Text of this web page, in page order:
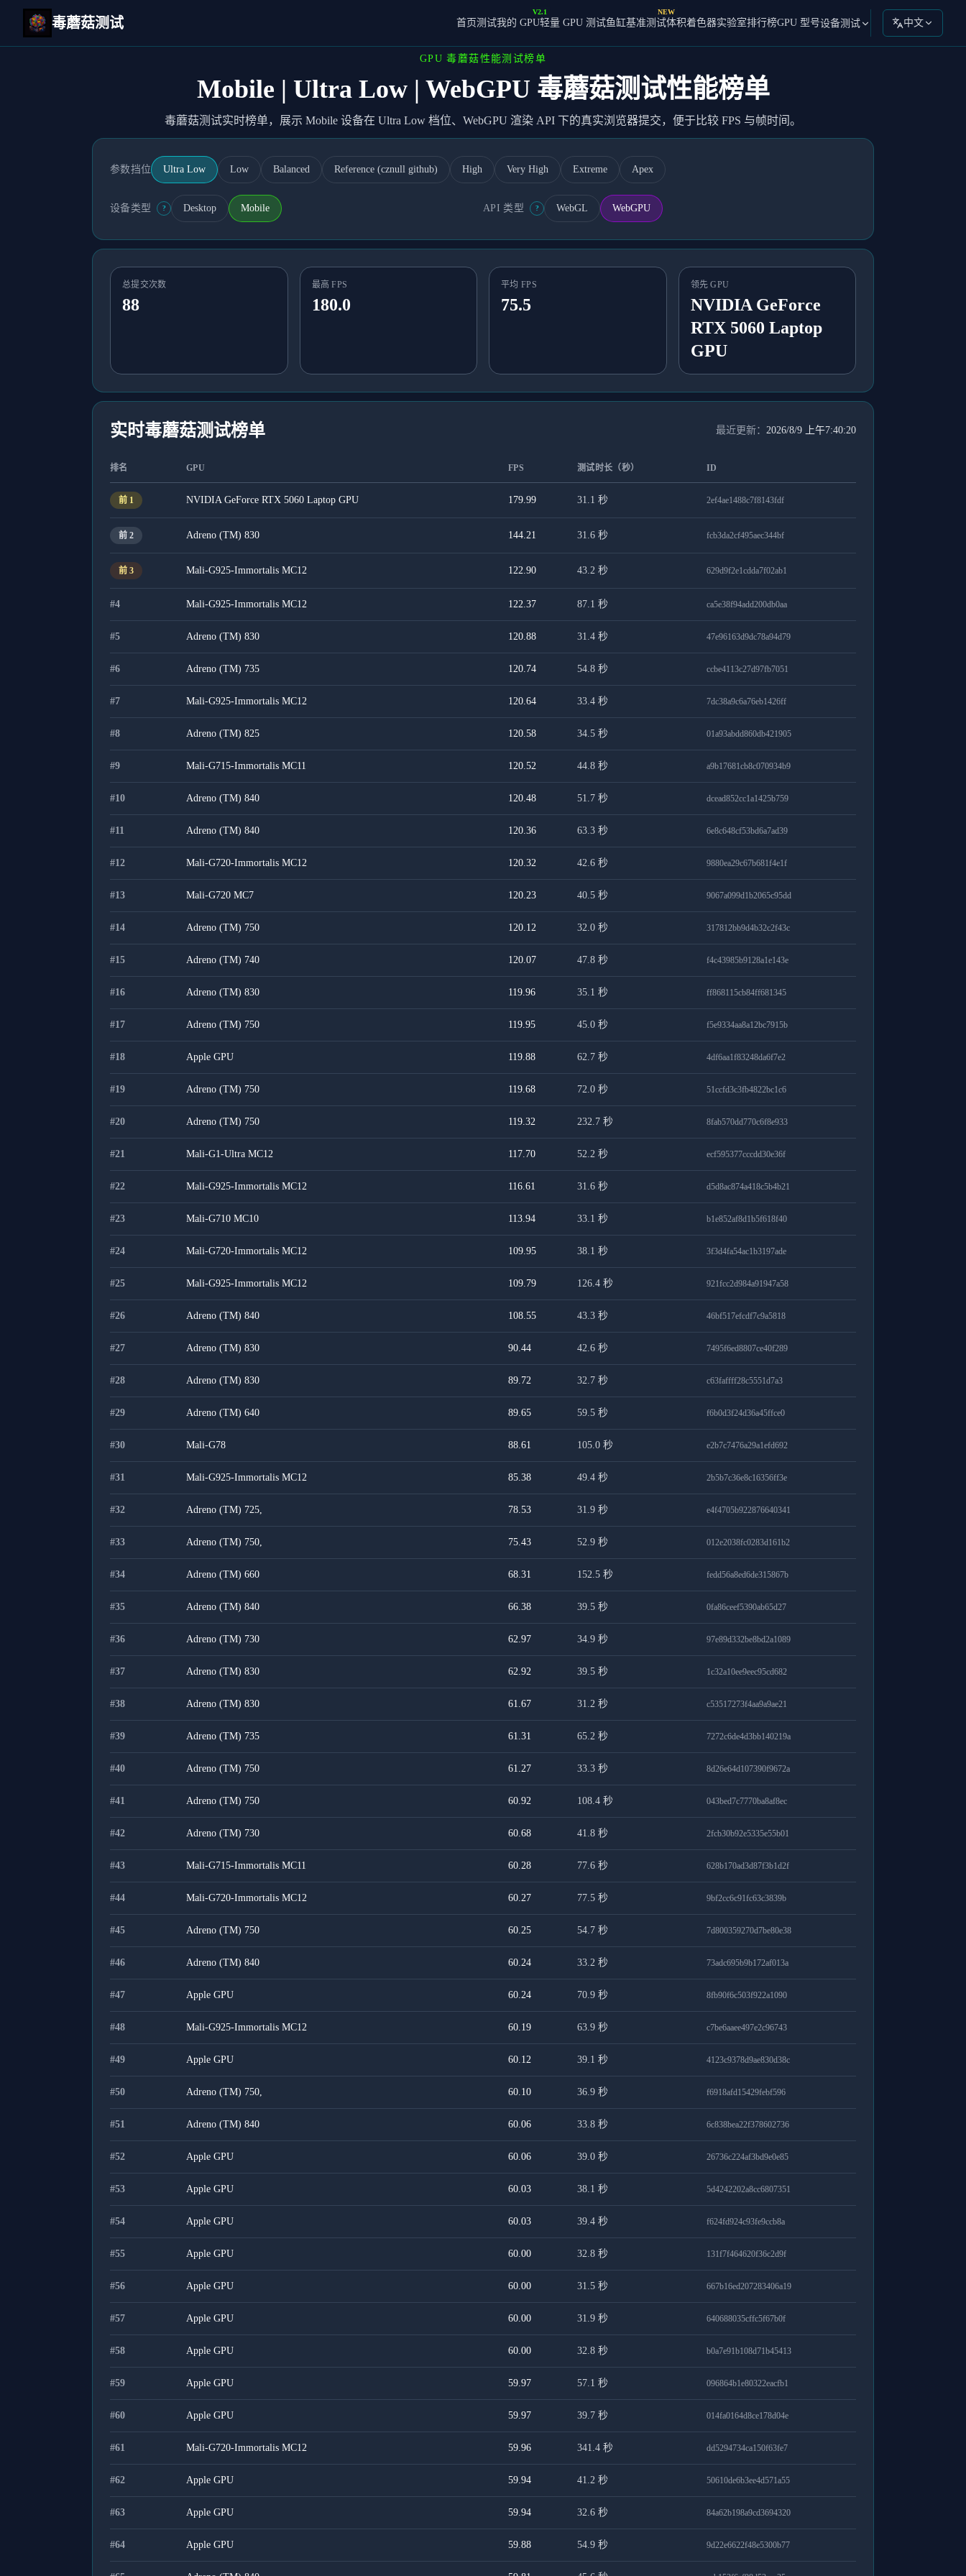
毒蘑菇测试 首页测试我的 GPU
V2.1
轻量 GPU 测试鱼缸基准测试
NEW
体积着色器实验室排行榜GPU 型号设备测试 中文
GPU 毒蘑菇性能测试榜单
Mobile | Ultra Low | WebGPU 毒蘑菇测试性能榜单
毒蘑菇测试实时榜单，展示 Mobile 设备在 Ultra Low 档位、WebGPU 渲染 API 下的真实浏览器提交，便于比较 FPS 与帧时间。
参数挡位 Ultra Low Low Balanced Reference (cznull github) High Very High Extreme Apex
设备类型 ? Desktop Mobile API 类型 ? WebGL WebGPU
总提交次数
88
最高 FPS
180.0
平均 FPS
75.5
领先 GPU
NVIDIA GeForce
RTX 5060 Laptop
GPU
实时毒蘑菇测试榜单 最近更新： 2026/8/9 上午7:40:20
排名 GPU FPS 测试时长（秒） ID
前 1 NVIDIA GeForce RTX 5060 Laptop GPU 179.99 31.1 秒 2ef4ae1488c7f8143fdf
前 2 Adreno (TM) 830 144.21 31.6 秒 fcb3da2cf495aec344bf
前 3 Mali-G925-Immortalis MC12 122.90 43.2 秒 629d9f2e1cdda7f02ab1
#4 Mali-G925-Immortalis MC12 122.37 87.1 秒 ca5e38f94add200db0aa
#5 Adreno (TM) 830 120.88 31.4 秒 47e96163d9dc78a94d79
#6 Adreno (TM) 735 120.74 54.8 秒 ccbe4113c27d97fb7051
#7 Mali-G925-Immortalis MC12 120.64 33.4 秒 7dc38a9c6a76eb1426ff
#8 Adreno (TM) 825 120.58 34.5 秒 01a93abdd860db421905
#9 Mali-G715-Immortalis MC11 120.52 44.8 秒 a9b17681cb8c070934b9
#10 Adreno (TM) 840 120.48 51.7 秒 dcead852cc1a1425b759
#11 Adreno (TM) 840 120.36 63.3 秒 6e8c648cf53bd6a7ad39
#12 Mali-G720-Immortalis MC12 120.32 42.6 秒 9880ea29c67b681f4e1f
#13 Mali-G720 MC7 120.23 40.5 秒 9067a099d1b2065c95dd
#14 Adreno (TM) 750 120.12 32.0 秒 317812bb9d4b32c2f43c
#15 Adreno (TM) 740 120.07 47.8 秒 f4c43985b9128a1e143e
#16 Adreno (TM) 830 119.96 35.1 秒 ff868115cb84ff681345
#17 Adreno (TM) 750 119.95 45.0 秒 f5e9334aa8a12bc7915b
#18 Apple GPU 119.88 62.7 秒 4df6aa1f83248da6f7e2
#19 Adreno (TM) 750 119.68 72.0 秒 51ccfd3c3fb4822bc1c6
#20 Adreno (TM) 750 119.32 232.7 秒 8fab570dd770c6f8e933
#21 Mali-G1-Ultra MC12 117.70 52.2 秒 ecf595377cccdd30e36f
#22 Mali-G925-Immortalis MC12 116.61 31.6 秒 d5d8ac874a418c5b4b21
#23 Mali-G710 MC10 113.94 33.1 秒 b1e852af8d1b5f618f40
#24 Mali-G720-Immortalis MC12 109.95 38.1 秒 3f3d4fa54ac1b3197ade
#25 Mali-G925-Immortalis MC12 109.79 126.4 秒 921fcc2d984a91947a58
#26 Adreno (TM) 840 108.55 43.3 秒 46bf517efcdf7c9a5818
#27 Adreno (TM) 830 90.44 42.6 秒 7495f6ed8807ce40f289
#28 Adreno (TM) 830 89.72 32.7 秒 c63faffff28c5551d7a3
#29 Adreno (TM) 640 89.65 59.5 秒 f6b0d3f24d36a45ffce0
#30 Mali-G78 88.61 105.0 秒 e2b7c7476a29a1efd692
#31 Mali-G925-Immortalis MC12 85.38 49.4 秒 2b5b7c36e8c16356ff3e
#32 Adreno (TM) 725, 78.53 31.9 秒 e4f4705b922876640341
#33 Adreno (TM) 750, 75.43 52.9 秒 012e2038fc0283d161b2
#34 Adreno (TM) 660 68.31 152.5 秒 fedd56a8ed6de315867b
#35 Adreno (TM) 840 66.38 39.5 秒 0fa86ceef5390ab65d27
#36 Adreno (TM) 730 62.97 34.9 秒 97e89d332be8bd2a1089
#37 Adreno (TM) 830 62.92 39.5 秒 1c32a10ee9eec95cd682
#38 Adreno (TM) 830 61.67 31.2 秒 c53517273f4aa9a9ae21
#39 Adreno (TM) 735 61.31 65.2 秒 7272c6de4d3bb140219a
#40 Adreno (TM) 750 61.27 33.3 秒 8d26e64d107390f9672a
#41 Adreno (TM) 750 60.92 108.4 秒 043bed7c7770ba8af8ec
#42 Adreno (TM) 730 60.68 41.8 秒 2fcb30b92e5335e55b01
#43 Mali-G715-Immortalis MC11 60.28 77.6 秒 628b170ad3d87f3b1d2f
#44 Mali-G720-Immortalis MC12 60.27 77.5 秒 9bf2cc6c91fc63c3839b
#45 Adreno (TM) 750 60.25 54.7 秒 7d800359270d7be80e38
#46 Adreno (TM) 840 60.24 33.2 秒 73adc695b9b172af013a
#47 Apple GPU 60.24 70.9 秒 8fb90f6c503f922a1090
#48 Mali-G925-Immortalis MC12 60.19 63.9 秒 c7be6aaee497e2c96743
#49 Apple GPU 60.12 39.1 秒 4123c9378d9ae830d38c
#50 Adreno (TM) 750, 60.10 36.9 秒 f6918afd15429febf596
#51 Adreno (TM) 840 60.06 33.8 秒 6c838bea22f378602736
#52 Apple GPU 60.06 39.0 秒 26736c224af3bd9e0e85
#53 Apple GPU 60.03 38.1 秒 5d4242202a8cc6807351
#54 Apple GPU 60.03 39.4 秒 f624fd924c93fe9ccb8a
#55 Apple GPU 60.00 32.8 秒 131f7f464620f36c2d9f
#56 Apple GPU 60.00 31.5 秒 667b16ed207283406a19
#57 Apple GPU 60.00 31.9 秒 640688035cffc5f67b0f
#58 Apple GPU 60.00 32.8 秒 b0a7e91b108d71b45413
#59 Apple GPU 59.97 57.1 秒 096864b1e80322eacfb1
#60 Apple GPU 59.97 39.7 秒 014fa0164d8ce178d04e
#61 Mali-G720-Immortalis MC12 59.96 341.4 秒 dd5294734ca150f63fe7
#62 Apple GPU 59.94 41.2 秒 50610de6b3ee4d571a55
#63 Apple GPU 59.94 32.6 秒 84a62b198a9cd3694320
#64 Apple GPU 59.88 54.9 秒 9d22e6622f48e5300b77